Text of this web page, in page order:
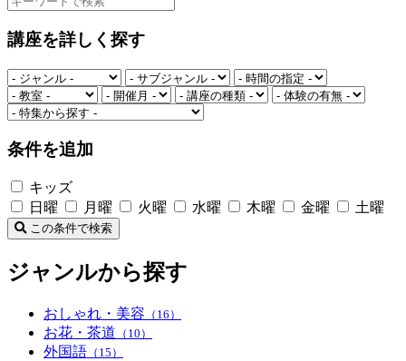
講座を詳しく探す
条件を追加
キッズ
日曜
月曜 火曜 水曜 木曜 金曜 土曜
この条件で検索
ジャンルから探す
おしゃれ・美容 （16）
お花・茶道 （10）
外国語 （15）